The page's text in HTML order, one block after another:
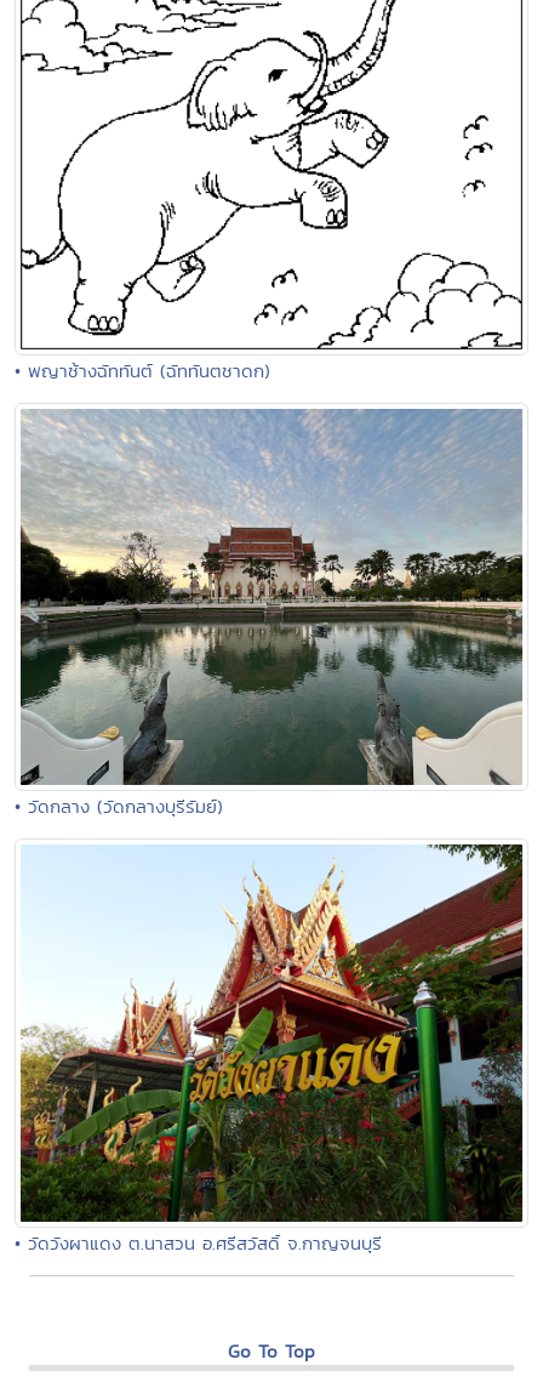
• พญาช้างฉัททันต์ (ฉัททันตชาดก)
• วัดกลาง (วัดกลางบุรีรัมย์)
• วัดวังผาแดง ต.นาสวน อ.ศรีสวัสดิ์ จ.กาญจนบุรี
Go To Top